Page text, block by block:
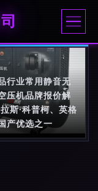
行业常用静音无
压机品牌报价解
斯·科普柯、英格
产优选之一